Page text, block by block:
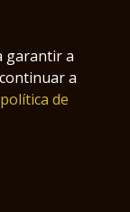
garantir a
a
de